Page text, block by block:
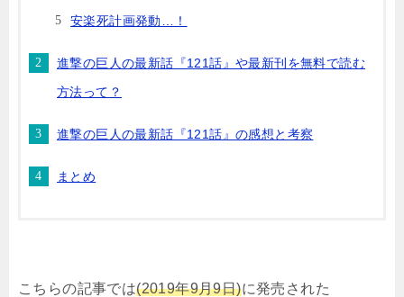
安楽死計画発動…！
進撃の巨人の最新話『121話』や最新刊を無料で読む
方法って？
進撃の巨人の最新話『121話』の感想と考察
まとめ
こちらの記事では(2019年9月9日)に発売された